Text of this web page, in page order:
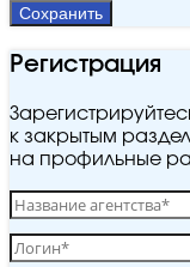
Сохранить
Регистрация
к закрытым
на профильные